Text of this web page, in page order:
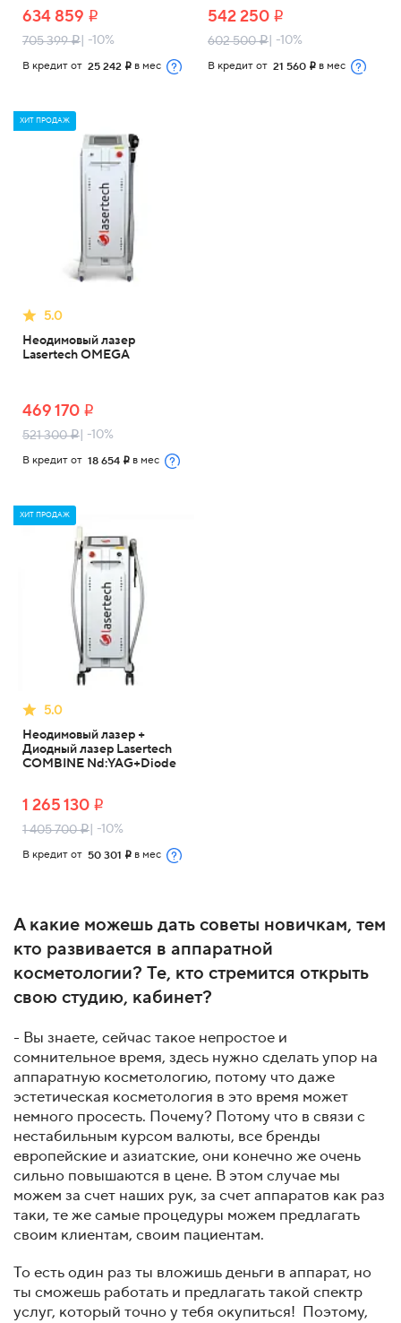
634 859 i
705 399i| -10%
В кредит от 25 242 i в мес
542 250 i
602 500i| -10%
В кредит от 21 560 i в мес
ХИТ ПРОДАЖ
5.0
Неодимовый лазер
Lasertech OMEGA
469 170 i
521 300i| -10%
В кредит от 18 654 i в мес
ХИТ ПРОДАЖ
5.0
Неодимовый лазер +
Диодный лазер Lasertech
COMBINE Nd:YAG+Diode
1 265 130 i
1 405 700i| -10%
В кредит от 50 301 i в мес
А какие можешь дать советы новичкам, тем
кто развивается в аппаратной
косметологии? Те, кто стремится открыть
свою студию, кабинет?
- Вы знаете, сейчас такое непростое и
сомнительное время, здесь нужно сделать упор на
аппаратную косметологию, потому что даже
эстетическая косметология в это время может
немного просесть. Почему? Потому что в связи с
нестабильным курсом валюты, все бренды
европейские и азиатские, они конечно же очень
сильно повышаются в цене. В этом случае мы
можем за счет наших рук, за счет аппаратов как раз
таки, те же самые процедуры можем предлагать
своим клиентам, своим пациентам.
То есть один раз ты вложишь деньги в аппарат, но
ты сможешь работать и предлагать такой спектр
услуг, который точно у тебя окупиться! Поэтому,